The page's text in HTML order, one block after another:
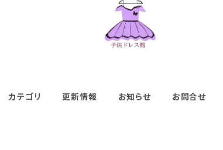
カテゴリ 更新情報 お知らせ お問合せ